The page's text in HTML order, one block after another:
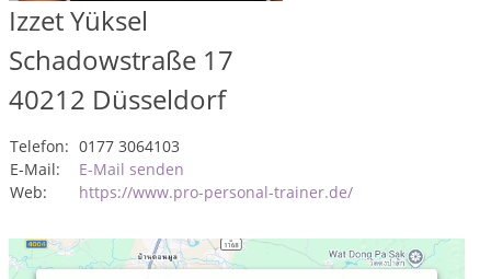
Izzet Yüksel
Schadowstraße 17
40212 Düsseldorf
Telefon: 0177 3064103
E-Mail:
E-Mail senden
Web:
https://www.pro-personal-trainer.de/